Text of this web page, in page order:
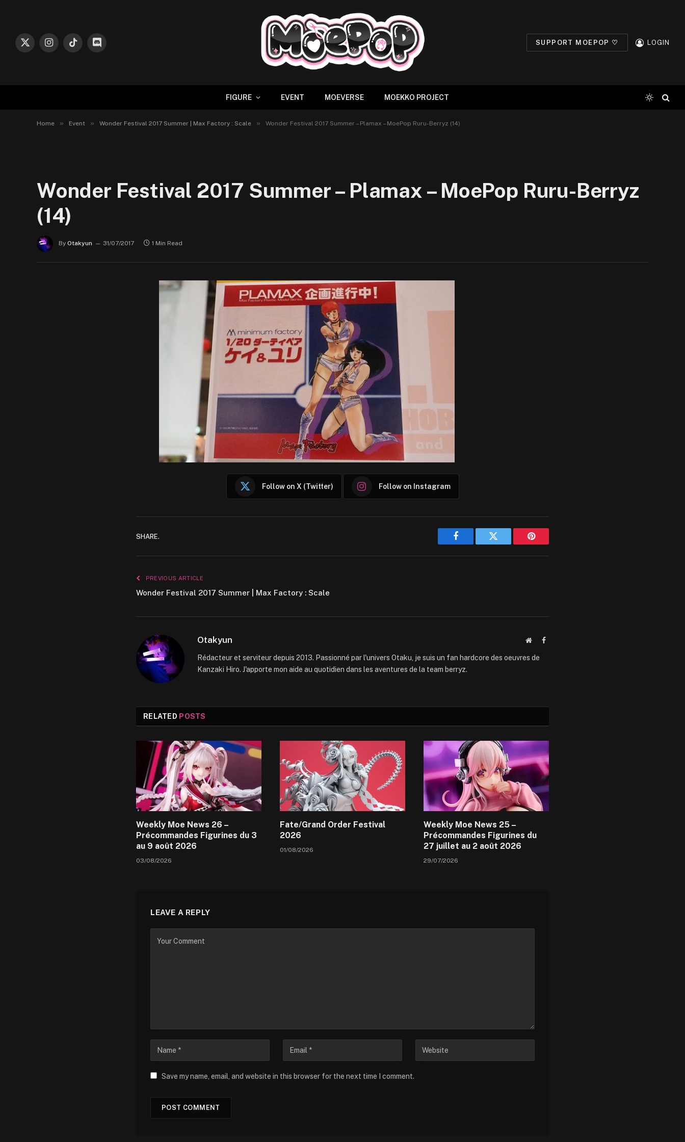
X
InstagramTikTokDiscord
SUPPORT MOEPOP ♡ LOGIN
FIGURE EVENT MOEVERSE MOEKKO PROJECT
Home » Event » Wonder Festival 2017 Summer | Max Factory : Scale » Wonder Festival 2017 Summer – Plamax – MoePop Ruru-Berryz (14)
Wonder Festival 2017 Summer – Plamax – MoePop Ruru-Berryz
(14)
By Otakyun 31/07/2017 1 Min Read
Follow on X (Twitter) Follow on Instagram
SHARE.
Facebook Twitter Pinterest
PREVIOUS ARTICLE
Wonder Festival 2017 Summer | Max Factory : Scale
Otakyun WebsiteFacebook
Rédacteur et serviteur depuis 2013. Passionné par l'univers Otaku, je suis un fan hardcore des oeuvres de
Kanzaki Hiro. J'apporte mon aide au quotidien dans les aventures de la team berryz.
RELATED POSTS
Weekly Moe News 26 –
Précommandes Figurines du 3
au 9 août 2026
03/08/2026
Fate/Grand Order Festival
2026
01/08/2026
Weekly Moe News 25 –
Précommandes Figurines du
27 juillet au 2 août 2026
29/07/2026
LEAVE A REPLY
Save my name, email, and website in this browser for the next time I comment.